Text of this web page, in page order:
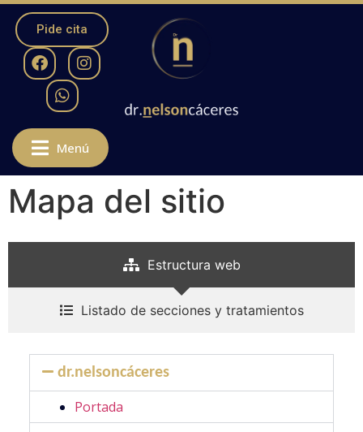
Pide cita
Menú
Mapa del sitio
Estructura web
Listado de secciones y tratamientos
dr.nelsoncáceres
Portada